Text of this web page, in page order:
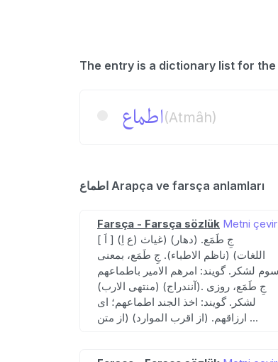
اطماع(Atmâh)
اطماع Arapça ve farsça anlamları
Farsça - Farsça sözlük Metni çevir
[ اَ ] (ع اِ) جِ طَمَع. (دهار) (غیاث
اللغات) (ناظم الاطباء). جِ طَمَع، بمعنی
(منتهی الارب) (آنندراج). جِ طَمَع، روزی
لشکر. گویند: اخذ الجند اطماعهم؛ ای
ارزاقهم. (از اقرب الموارد) (از متن ...